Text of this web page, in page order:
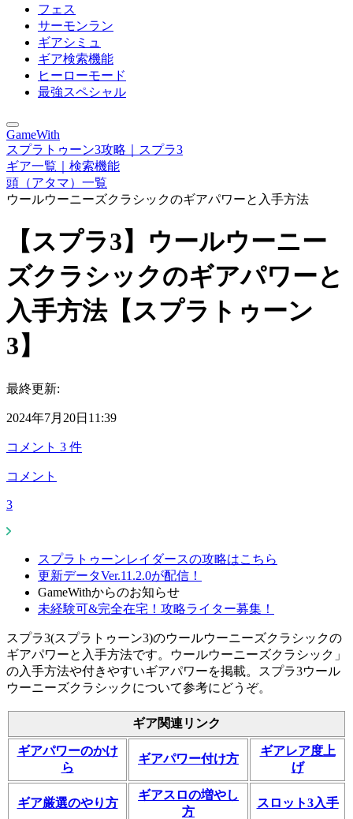
フェス
サーモンラン
ギアシミュ
ギア検索機能
ヒーローモード
最強スペシャル
GameWith
スプラトゥーン3攻略｜スプラ3
ギア一覧｜検索機能
頭（アタマ）一覧
ウールウーニーズクラシックのギアパワーと入手方法
【スプラ3】ウールウーニー
ズクラシックのギアパワーと
入手方法【スプラトゥーン
3】
最終更新:
2024年7月20日11:39
コメント 3 件
コメント
3
スプラトゥーンレイダースの攻略はこちら
更新データVer.11.2.0が配信！
GameWithからのお知らせ
未経験可&完全在宅！攻略ライター募集！
スプラ3(スプラトゥーン3)のウールウーニーズクラシックの
ギアパワーと入手方法です。ウールウーニーズクラシック」
の入手方法や付きやすいギアパワーを掲載。スプラ3ウール
ウーニーズクラシックについて参考にどうぞ。
ギア関連リンク
ギアパワーのかけ
ら
ギアパワー付け方
ギアレア度上
げ
ギア厳選のやり方
ギアスロの増やし
方
スロット3入手